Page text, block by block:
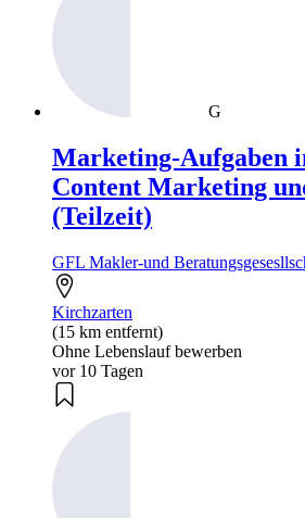
G
Marketing-Aufgaben
Content Marketing
(Teilzeit)
GFL Makler-und
Kirchzarten
(15 km entfernt)
Ohne Lebenslauf bewerben
vor 10 Tagen